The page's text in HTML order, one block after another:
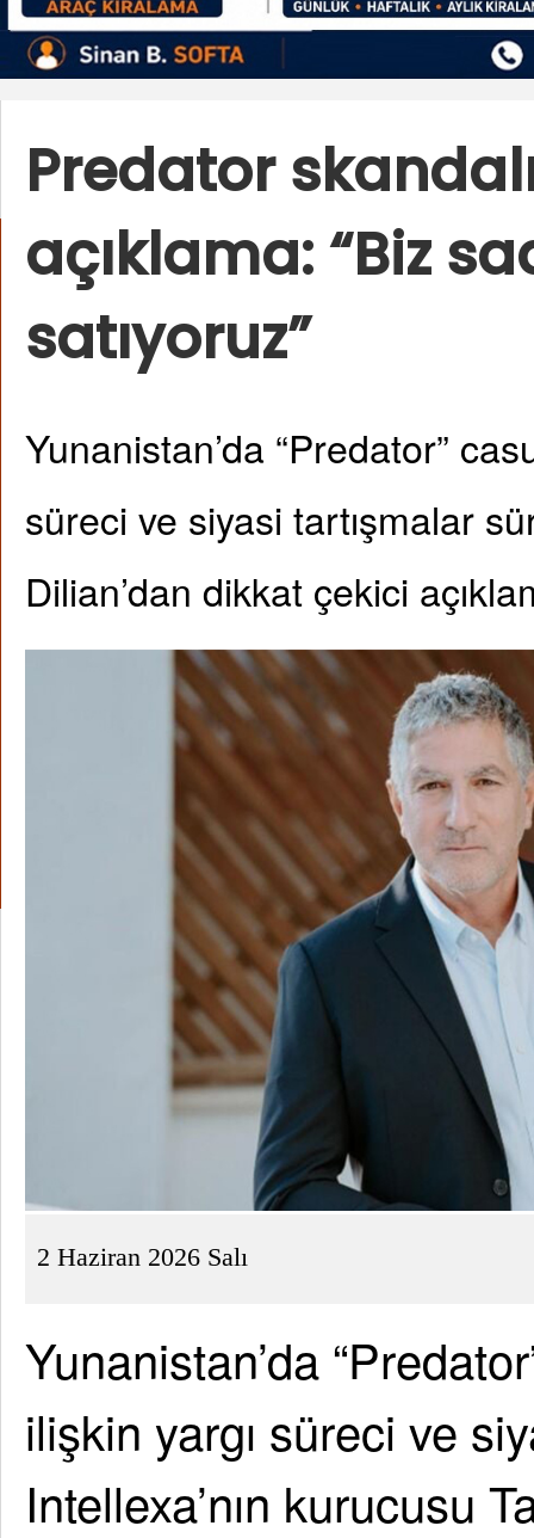
Predator
açıklama: “Biz
satıyoruz”
Yunanistan’da “Predator”
süreci ve siyasi tartışmalar
Dilian’dan dikkat çekici
2 Haziran 2026 Salı
Yunanistan’da
ilişkin yargı süreci ve
Intellexa’nın kurucusu